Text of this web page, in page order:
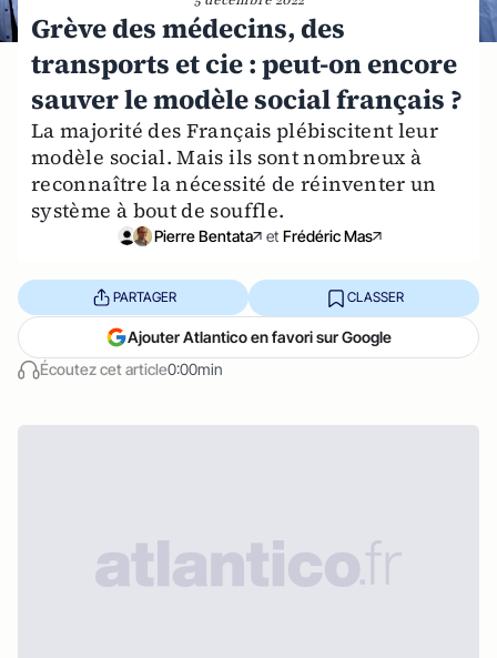
Grève des médecins, des
transports et cie : peut-on encore
sauver le modèle social français ?
La majorité des Français plébiscitent leur
modèle social. Mais ils sont nombreux à
reconnaître la nécessité de réinventer un
système à bout de souffle.
Pierre Bentata et Frédéric Mas
Écoutez cet article0:00min
PARTAGER CLASSER
Ajouter Atlantico en favori sur Google